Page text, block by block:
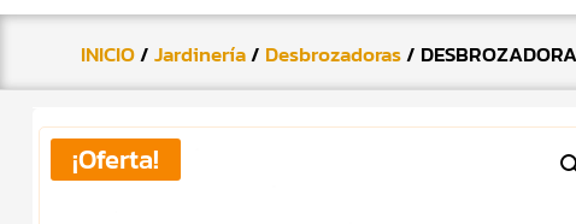
INICIO/Jardinería/ Desbrozadoras/
¡Oferta!